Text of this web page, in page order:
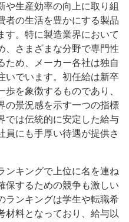
や生産効率の向上に取り組
者の生活を豊かにする製品
す。特に製造業界において
、さまざまな分野で専門性
ため、メーカー各社は独自
いでいます。初任給は新卒
を象徴するものであり、
の景況感を示す一つの指標
では伝統的に安定した給与
員にも手厚い待遇が提供さ
ンキングで上位に名を連ね
保するための競争も激しい
ランキングは学生や転職希
材料となっており、給与以